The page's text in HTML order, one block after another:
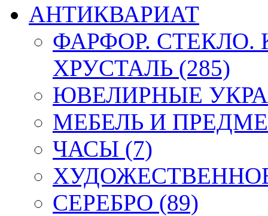
АНТИКВАРИАТ
ФАРФОР.
ХРУСТАЛЬ (285)
ЮВЕЛИРНЫЕ
МЕБЕЛЬ И
ЧАСЫ (7)
СЕРЕБРО (89)